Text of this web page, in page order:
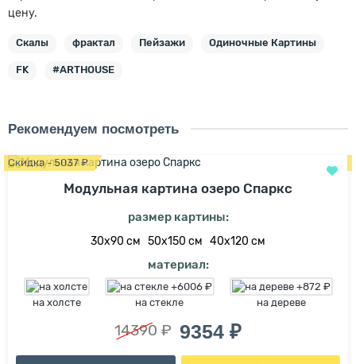
цену.
Скалы фрактал Пейзажи Одиночные Картины
FK #ARTHOUSE
Рекомендуем посмотреть
Скидка - 5037 ₽
Модульная картина озеро Спаркс
размер картины:
30х90 см 50х150 см 40х120 см
материал:
на холсте на стекле на дереве
14390 ₽ 9354 ₽